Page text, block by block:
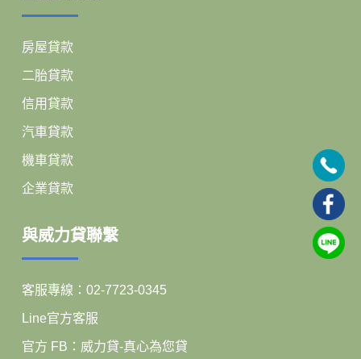
房屋貸款
二胎貸款
信用貸款
汽車貸款
機車貸款
企業貸款
與威力貸聯繫
客服專線：02-7723-0345
Line官方客服
官方 FB：威力貸-真心為您貸